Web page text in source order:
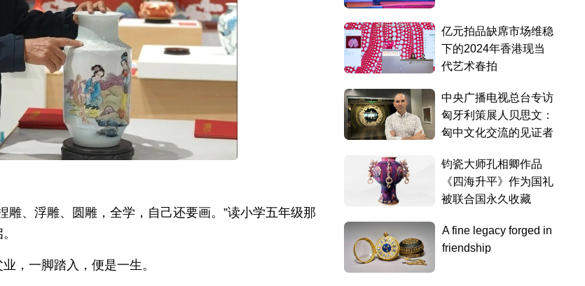
雕、浮雕、圆雕，全学，自己还要画。”读小学五年级那
，一脚踏入，便是一生。